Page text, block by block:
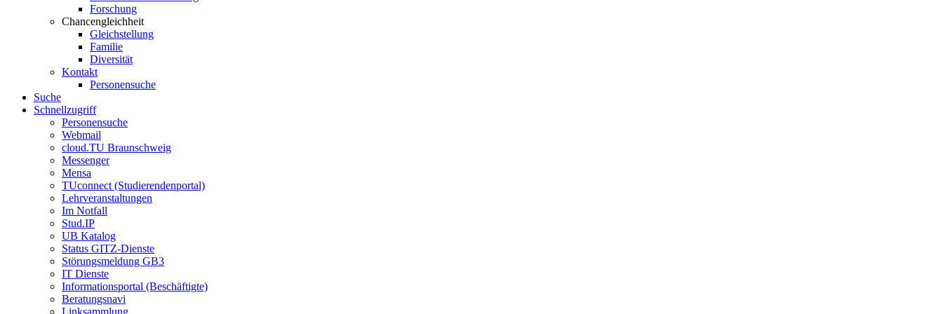
Forschung
Chancengleichheit
Gleichstellung
Familie
Diversität
Kontakt
Personensuche
Suche
Schnellzugriff
Personensuche
Webmail
cloud.TU Braunschweig
Messenger
Mensa
TUconnect (Studierendenportal)
Lehrveranstaltungen
Im Notfall
Stud.IP
UB Katalog
Status GITZ-Dienste
Störungsmeldung GB3
IT Dienste
Informationsportal (Beschäftigte)
Beratungsnavi
Linksammlung